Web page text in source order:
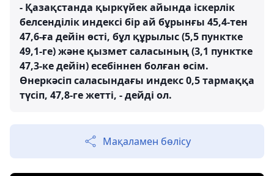
- Қазақстанда қыркүйек айында іскерлік
белсенділік индексі бір ай бұрынғы 45,4-тен
47,6-ға дейін өсті, бұл құрылыс (5,5 пунктке
49,1-ге) және қызмет саласының (3,1 пунктке
47,3-ке дейін) есебіннен болған өсім.
Өнеркәсіп саласындағы индекс 0,5 тармаққа
түсіп, 47,8-ге жетті, - дейді ол.
Мақаламен бөлісу